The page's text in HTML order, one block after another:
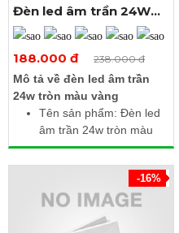
Xem thêm ảnh
Đèn led âm trần 24W
tròn màu vàng
188.000 đ
238.000 đ
Mô tả về đèn led âm trần
24w tròn màu vàng
Tên sản phẩm: Đèn led
âm trần 24w tròn màu
vàng
Điện áp: 85 - 265V AC /
Công suất: 24W
Quang thông: 2300lm
-16%